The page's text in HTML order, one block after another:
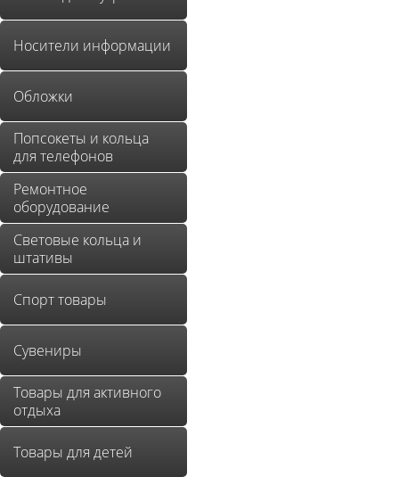
Носители информации
Обложки
Попсокеты и кольца
для телефонов
Ремонтное
оборудование
Световые кольца и
штативы
Спорт товары
Сувениры
Товары для активного
отдыха
Товары для детей